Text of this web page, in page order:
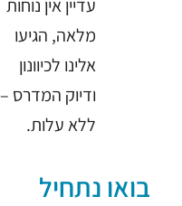
עדיין אין נוחות
מלאה, הגיעו
אלינו לכיוונון
ודיוק המדרס –
ללא עלות.
בואו נתחיל